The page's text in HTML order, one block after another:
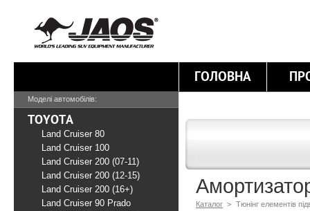
ГОЛОВНА
Каталог > Тюнінг елементів
Моделі автомобілів:
TOYOTA
Land Cruiser 80
Land Cruiser 100
Land Cruiser 200 (07-11)
Land Cruiser 200 (12-15)
Land Cruiser 200 (16+)
Land Cruiser 90 Prado